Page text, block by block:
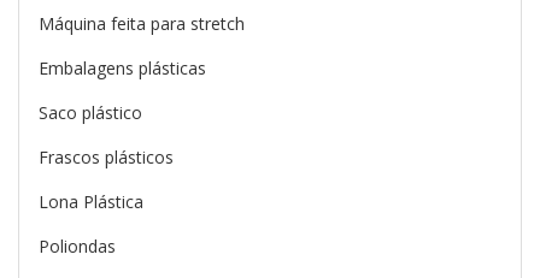
Máquina feita para stretch
Embalagens plásticas
Saco plástico
Frascos plásticos
Lona Plástica
Poliondas